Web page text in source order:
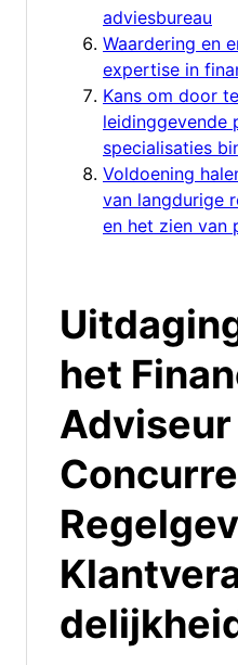
adviesbureau
Waardering en
expertise in
Kans om door
leidinggevende
specialisaties
Voldoening
van langdurige
en het zien van
het